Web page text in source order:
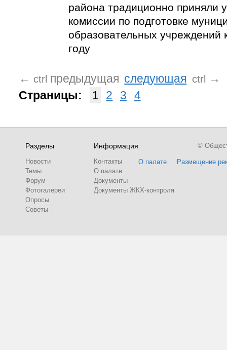
района традиционно приняли
комиссии по подготовке
образовательных учреждений
году
← ctrl предыдущая следующая ctrl
→
Страницы:
1 2 3 4
Разделы
Новости
Темы
Форум
Фотогалереи
Опросы
Советы
Информация
Контакты
О палате
Документы
Документы ЖКХ-контроля
О палате Размещение
©